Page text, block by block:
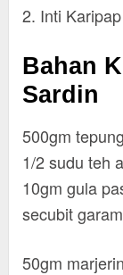
2. Inti Karipap
Bahan
Sardin
500gm
1/2 sudu teh
10gm gula
secubit
50gm marjerin